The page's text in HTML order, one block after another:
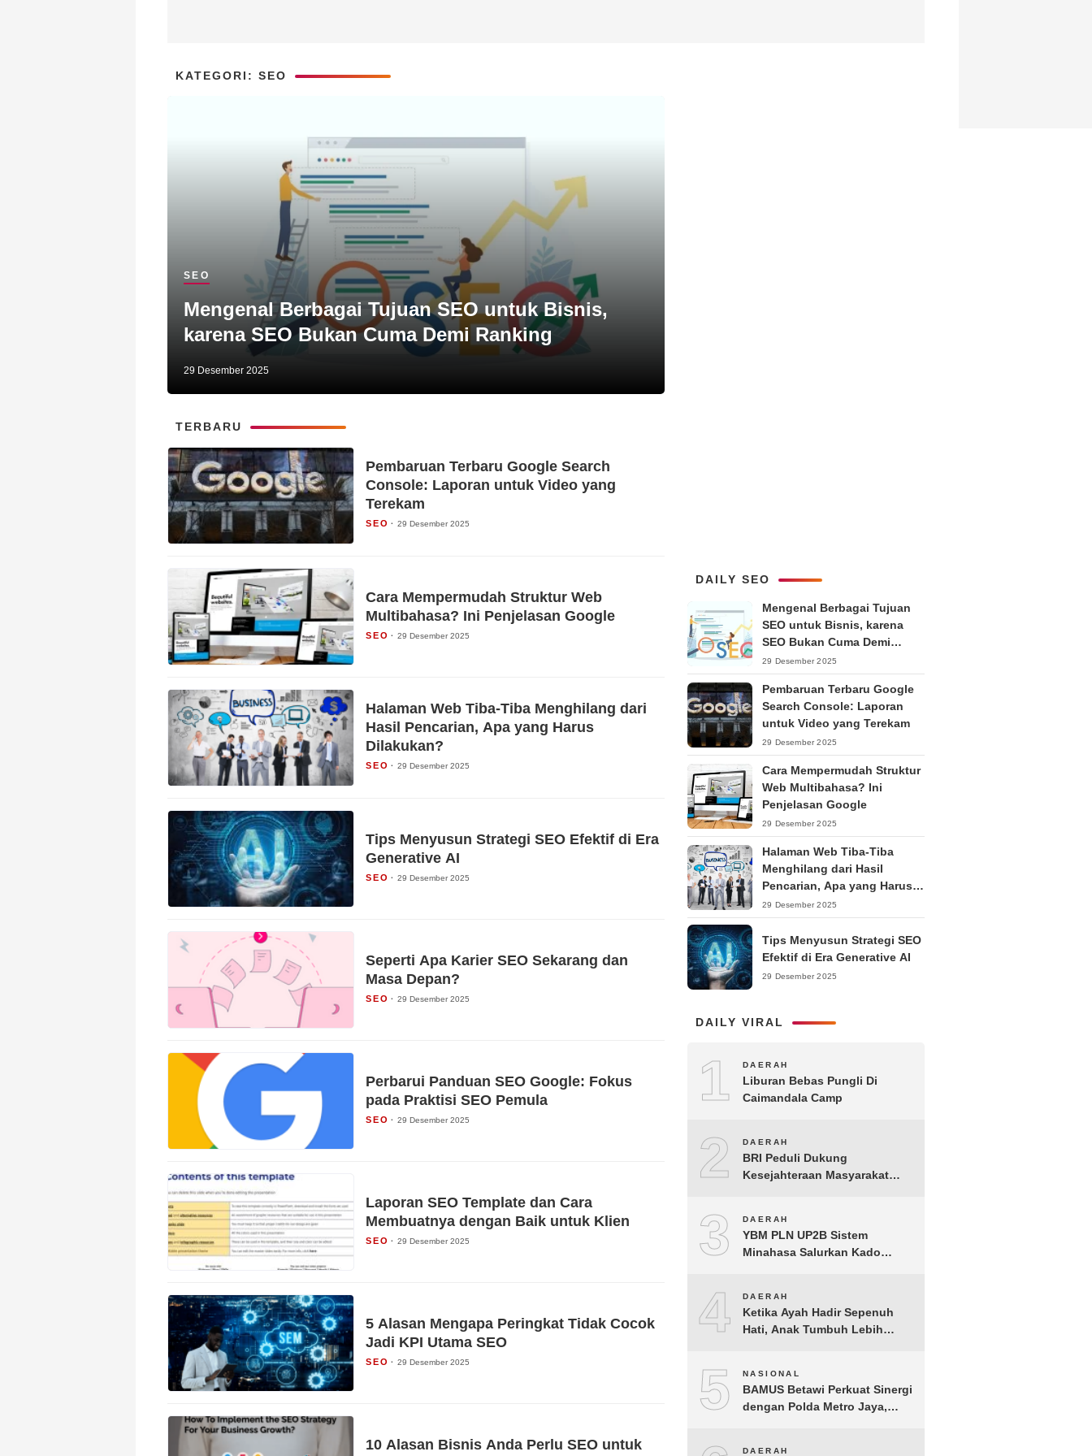
KATEGORI: SEO
SEO
Mengenal Berbagai Tujuan SEO untuk Bisnis,
karena SEO Bukan Cuma Demi Ranking
29 Desember 2025
TERBARU
Pembaruan Terbaru Google Search
Console: Laporan untuk Video yang
Terekam
SEO 29 Desember 2025
Cara Mempermudah Struktur Web
Multibahasa? Ini Penjelasan Google
SEO 29 Desember 2025
Halaman Web Tiba-Tiba Menghilang dari
Hasil Pencarian, Apa yang Harus
Dilakukan?
SEO 29 Desember 2025
Tips Menyusun Strategi SEO Efektif di Era
Generative AI
SEO 29 Desember 2025
Seperti Apa Karier SEO Sekarang dan
Masa Depan?
SEO 29 Desember 2025
Perbarui Panduan SEO Google: Fokus
pada Praktisi SEO Pemula
SEO 29 Desember 2025
Laporan SEO Template dan Cara
Membuatnya dengan Baik untuk Klien
SEO 29 Desember 2025
5 Alasan Mengapa Peringkat Tidak Cocok
Jadi KPI Utama SEO
SEO 29 Desember 2025
10 Alasan Bisnis Anda Perlu SEO untuk
DAILY SEO
Mengenal Berbagai Tujuan
SEO untuk Bisnis, karena
SEO Bukan Cuma Demi
Ranking
29 Desember 2025
Pembaruan Terbaru Google
Search Console: Laporan
untuk Video yang Terekam
29 Desember 2025
Cara Mempermudah Struktur
Web Multibahasa? Ini
Penjelasan Google
29 Desember 2025
Halaman Web Tiba-Tiba
Menghilang dari Hasil
Pencarian, Apa yang Harus
Dilakukan?
29 Desember 2025
Tips Menyusun Strategi SEO
Efektif di Era Generative AI
29 Desember 2025
DAILY VIRAL
1 DAERAH
Liburan Bebas Pungli Di
Caimandala Camp
2 DAERAH
BRI Peduli Dukung
Kesejahteraan Masyarakat
3 DAERAH
YBM PLN UP2B Sistem
Minahasa Salurkan Kado
Tomohon
4 DAERAH
Ketika Ayah Hadir Sepenuh
Hati, Anak Tumbuh Lebih
5 NASIONAL
BAMUS Betawi Perkuat Sinergi
dengan Polda Metro Jaya,
DAERAH